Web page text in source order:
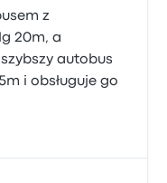
z
20m, a
autobus
i obsługuje go